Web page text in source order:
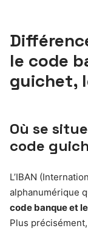
le code
guichet,
Où se
code
L’IBAN
alphanumérique
code banque et
Plus